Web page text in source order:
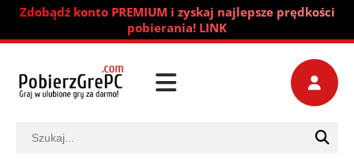
Zdobądź konto PREMIUM i zyskaj najlepsze prędkości
pobierania! LINK